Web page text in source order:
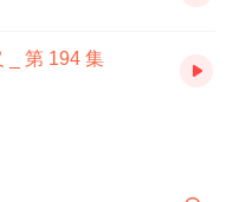
_ 第 194 集